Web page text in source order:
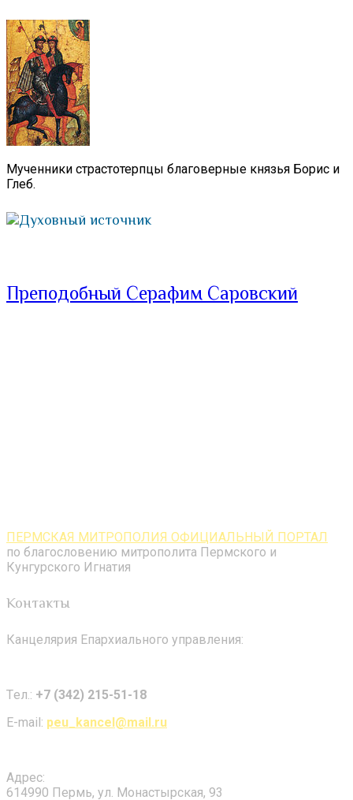
Мученники страстотерпцы благоверные князья Борис и
Глеб.
Духовный источник
Преподобный Серафим Саровский
ПЕРМСКАЯ МИТРОПОЛИЯ ОФИЦИАЛЬНЫЙ ПОРТАЛ
по благословению митрополита Пермского и
Кунгурского Игнатия
Контакты
Канцелярия Епархиального управления:
Tел.: +7 (342) 215-51-18
E-mail: peu_kancel@mail.ru
Адрес:
614990 Пермь, ул. Монастырская, 93